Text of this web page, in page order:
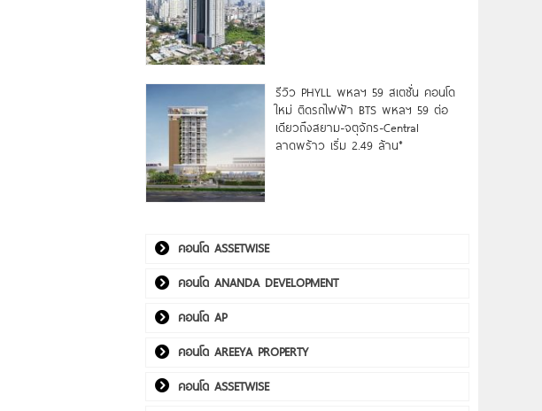
รีวิว PHYLL พหลฯ 59 สเตชั่น คอนโด
ใหม่ ติดรถไฟฟ้า BTS พหลฯ 59 ต่อ
เดียวถึงสยาม-จตุจักร-Central
ลาดพร้าว เริ่ม 2.49 ล้าน*
คอนโด ASSETWISE
คอนโด ANANDA DEVELOPMENT
คอนโด AP
คอนโด AREEYA PROPERTY
คอนโด ASSETWISE